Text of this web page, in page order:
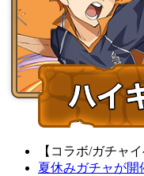
【コラボ/ガチャ
夏休みガチャが開